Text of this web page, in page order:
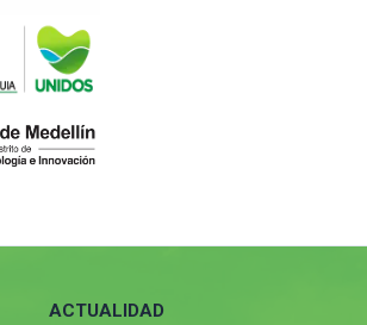
ACTUALIDAD